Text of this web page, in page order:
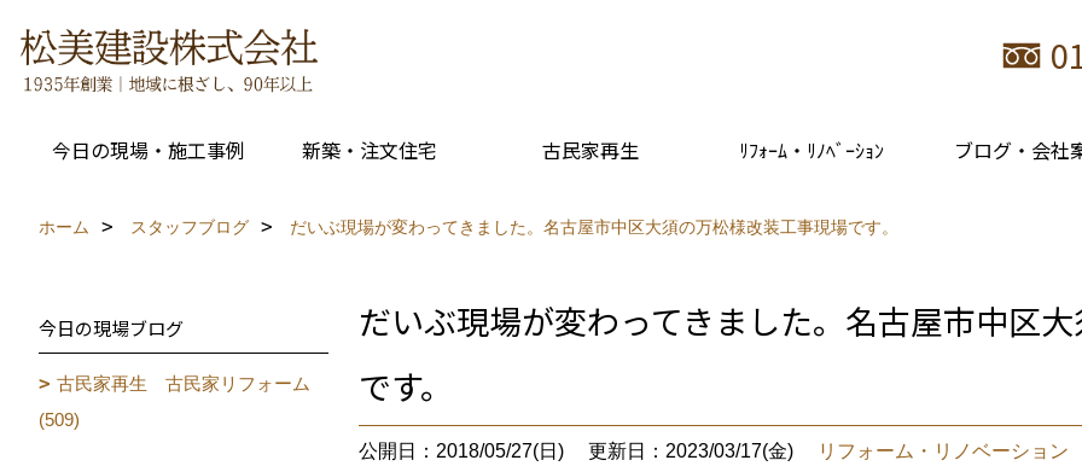
今日の現場・施工事例 新築・注文住宅 古民家再生 ﾘﾌｫｰﾑ・ﾘﾉﾍﾞｰｼｮﾝ ブログ・会社
ホーム スタッフブログ だいぶ現場が変わってきました。名古屋市中区大須の万松様改装工事現場です。
だいぶ現場が変わってきました。名古屋市中区
です。
公開日：2018/05/27(日) 更新日：2023/03/17(金) リフォーム・リノベーション
今日の現場ブログ
古民家再生 古民家リフォーム
(509)